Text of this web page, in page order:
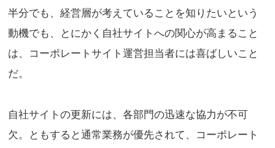
半分でも、経営層が考えていることを知りたいという
動機でも、とにかく自社サイトへの関心が高まること
は、コーポレートサイト運営担当者には喜ばしいこと
だ。
自社サイトの更新には、各部門の迅速な協力が不可
欠。ともすると通常業務が優先されて、コーポレート